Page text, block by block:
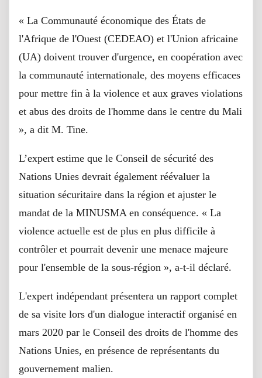
« La Communauté économique des États de
l'Afrique de l'Ouest (CEDEAO) et l'Union africaine
(UA) doivent trouver d'urgence, en coopération avec
la communauté internationale, des moyens efficaces
pour mettre fin à la violence et aux graves violations
et abus des droits de l'homme dans le centre du Mali
», a dit M. Tine.
L’expert estime que le Conseil de sécurité des
Nations Unies devrait également réévaluer la
situation sécuritaire dans la région et ajuster le
mandat de la MINUSMA en conséquence. « La
violence actuelle est de plus en plus difficile à
contrôler et pourrait devenir une menace majeure
pour l'ensemble de la sous-région », a-t-il déclaré.
L'expert indépendant présentera un rapport complet
de sa visite lors d'un dialogue interactif organisé en
mars 2020 par le Conseil des droits de l'homme des
Nations Unies, en présence de représentants du
gouvernement malien.